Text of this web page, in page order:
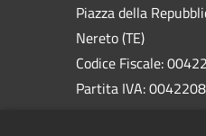
Piazza della
Nereto (TE)
Codice Fiscale:
Partita IVA: